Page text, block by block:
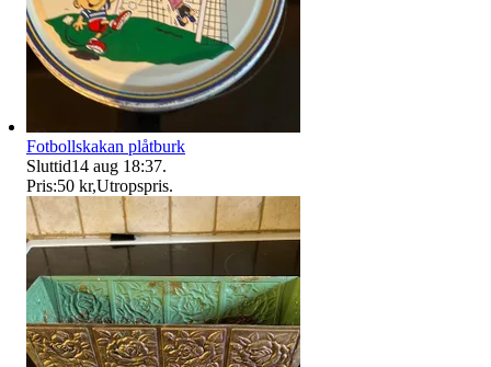
Fotbollskakan plåtburk
Sluttid14 aug 18:37.
Pris:50 kr,Utropspris.